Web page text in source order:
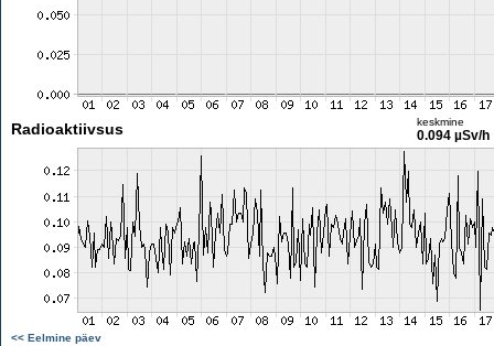
Radioaktiivsus keskmine
0.094 µSv/h
<< Eelmine päev